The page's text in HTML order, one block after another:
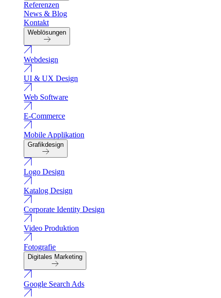
Referenzen
News & Blog
Kontakt
Weblösungen
Webdesign
UI & UX Design
Web Software
E-Commerce
Mobile Applikation
Grafikdesign
Logo Design
Katalog Design
Corporate Identity Design
Video Produktion
Fotografie
Digitales Marketing
Google Search Ads